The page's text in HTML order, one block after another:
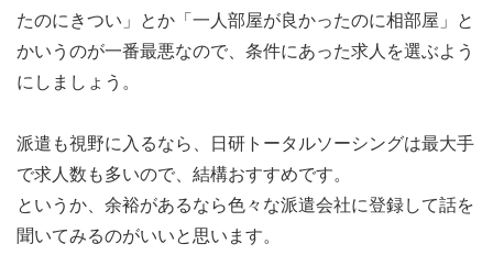
たのにきつい」とか「一人部屋が良かったのに相部屋」と
かいうのが一番最悪なので、条件にあった求人を選ぶよう
にしましょう。
派遣も視野に入るなら、日研トータルソーシングは最大手
で求人数も多いので、結構おすすめです。
というか、余裕があるなら色々な派遣会社に登録して話を
聞いてみるのがいいと思います。